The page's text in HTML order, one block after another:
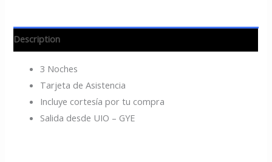
Description
3 Noches
Tarjeta de Asistencia
Incluye cortesía por tu compra
Salida desde UIO – GYE